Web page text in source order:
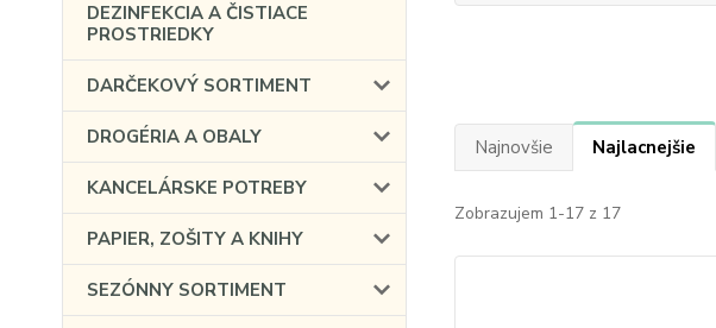
DEZINFEKCIA A ČISTIACE
PROSTRIEDKY
DARČEKOVÝ SORTIMENT
DROGÉRIA A OBALY
KANCELÁRSKE POTREBY
PAPIER, ZOŠITY A KNIHY
SEZÓNNY SORTIMENT
Najnovšie Najlacnejšie
Zobrazujem 1-17 z 17